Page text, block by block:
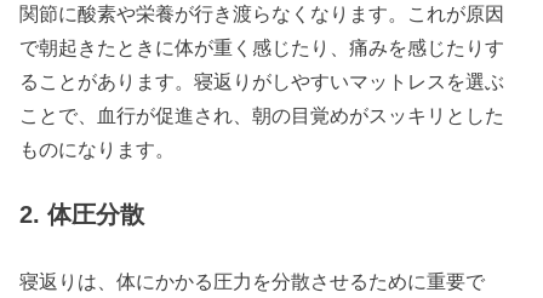
関節に酸素や栄養が行き渡らなくなります。これが原因
で朝起きたときに体が重く感じたり、痛みを感じたりす
ることがあります。寝返りがしやすいマットレスを選ぶ
ことで、血行が促進され、朝の目覚めがスッキリとした
ものになります。
2. 体圧分散
寝返りは、体にかかる圧力を分散させるために重要で